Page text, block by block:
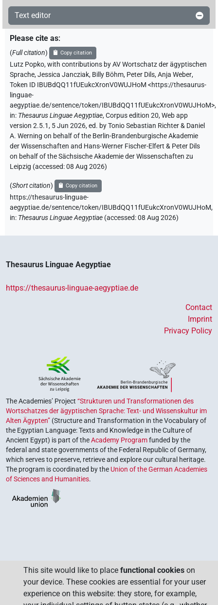
Text editor
Please cite as:
(Full citation) Copy citation
Lutz Popko,with contributions byAV Wortschatz der ägyptischen
Sprache,Jessica Jancziak, Billy Böhm, Peter Dils,Anja Weber,
Token ID IBUBdQQ11fUEukcXronV0WUJHoM <https://thesaurus-
linguae-
aegyptiae.de/sentence/token/IBUBdQQ11fUEukcXronV0WUJHoM>,
in: Thesaurus Linguae Aegyptiae,Corpus edition 20, Web app
version 2.5.1, 5 Jun 2026, ed. by Tonio Sebastian Richter & Daniel
A. Werning on behalf of the Berlin-Brandenburgische Akademie
der Wissenschaften and Hans-Werner Fischer-Elfert & Peter Dils
on behalf of the Sächsische Akademie der Wissenschaften zu
Leipzig (accessed:08 Aug 2026)
(Short citation) Copy citation
https://thesaurus-linguae-
aegyptiae.de/sentence/token/IBUBdQQ11fUEukcXronV0WUJHoM,
in: Thesaurus Linguae Aegyptiae (accessed:08 Aug 2026)
Thesaurus Linguae Aegyptiae
https://thesaurus-linguae-aegyptiae.de
Contact
Imprint
Privacy Policy
The Academies’ Project “Strukturen und Transformationen des
Wortschatzes der ägyptischen Sprache: Text- und Wissenskultur im
Alten Ägypten” (Structure and Transformation in the Vocabulary of
the Egyptian Language: Texts and Knowledge in the Culture of
Ancient Egypt) is part of theAcademy Programfunded by the
federal and state governments of the Federal Republic of Germany,
which serves to preserve, retrieve and explore our cultural heritage.
The program is coordinated by the Union of the German Academies
of Sciences and Humanities.
This site would like to place functional cookies on
your device. These cookies are essential for your user
experience on this website: they store, for example,